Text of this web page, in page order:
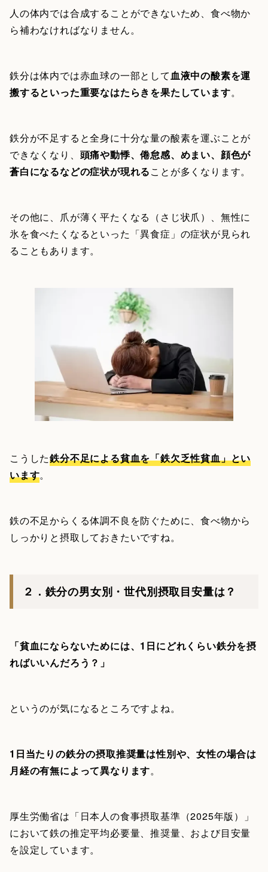
人の体内では合成することができないため、食べ物か
ら補わなければなりません。
鉄分は体内では赤血球の一部として血液中の酸素を運
搬するといった重要なはたらきを果たしています。
鉄分が不足すると全身に十分な量の酸素を運ぶことが
できなくなり、 頭痛や動悸、倦怠感、めまい、顔色が
蒼白になるなどの症状が現れることが多くなります。
その他に、爪が薄く平たくなる（さじ状爪）、無性に
氷を食べたくなるといった「異食症」の症状が見られ
ることもあります。
こうした鉄分不足による貧血を「鉄欠乏性貧血」とい
います。
鉄の不足からくる体調不良を防ぐために、食べ物から
しっかりと摂取しておきたいですね。
２．鉄分の男女別・世代別摂取目安量は？
「貧血にならないためには、1日にどれくらい鉄分を摂
ればいいんだろう？」
というのが気になるところですよね。
1日当たりの鉄分の摂取推奨量は性別や、女性の場合は
月経の有無によって異なります。
厚生労働省は「日本人の食事摂取基準（2025年版）」
において鉄の推定平均必要量、推奨量、および目安量
を設定しています。